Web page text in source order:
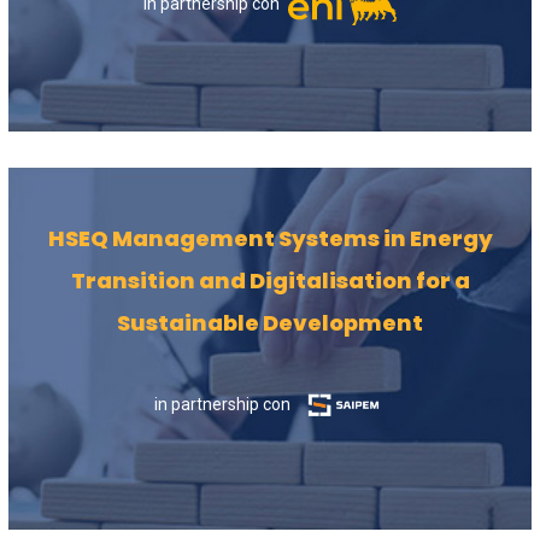
HSEQ Management Systems in Energy
Transition and Digitalisation for a
Sustainable Development
in partnership con